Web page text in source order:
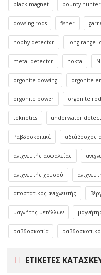
black magnet bounty hunter
dowsing rods fisher
hobby detector long range
metal detector nokta
orgonite dowsing orgonite
orgonite power orgonite rod
teknetics underwater
Ραβδοσκοπικά αδιάβροχος
ανιχνευτής ασφαλείας
ανιχνευτής χρυσού
αποστατικός ανιχνευτής
μαγνήτης μετάλλων
ραβδοσκοπία
ΕΤΙΚΈΤΕΣ